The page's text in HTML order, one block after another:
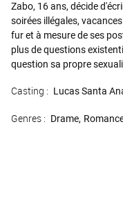
Zabo, 16 ans, décide
soirées illégales,
fur et à mesure de ses
plus de questions
question sa propre
Casting : Lucas Santa
Genres : Drame